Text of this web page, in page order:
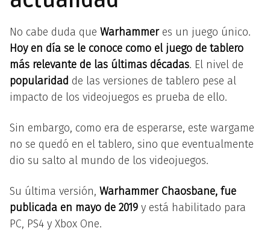
No cabe duda que Warhammeres un juego único.
Hoy en día se le conoce como el juego de tablero
más relevante de las últimas décadas. El nivel de
popularidad de las versiones de tablero pese al
impacto de los videojuegos es prueba de ello.
Sin embargo, como era de esperarse, este wargame
no se quedó en el tablero, sino que eventualmente
dio su salto al mundo de los videojuegos.
Su última versión, WarhammerChaosbane, fue
publicada en mayo de 2019 y está habilitado para
PC, PS4 y Xbox One.